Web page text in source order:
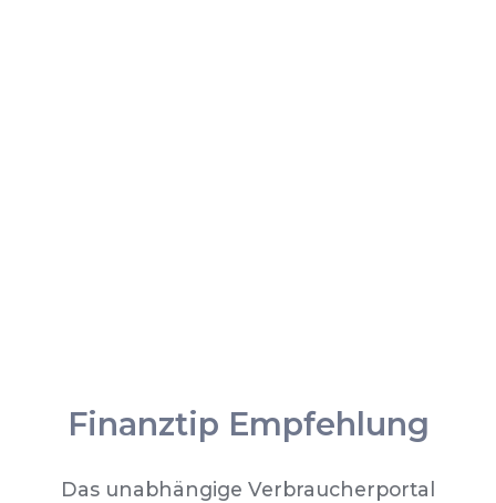
Finanztip Empfehlung
Das unabhängige Verbraucherportal